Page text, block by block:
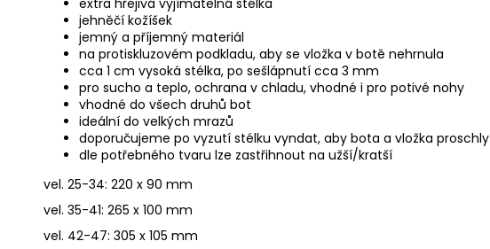
jehněčí kožíšek
jemný a příjemný materiál
na protiskluzovém podkladu, aby se vložka v botě nehrnula
cca 1 cm vysoká stélka, po sešlápnutí cca 3 mm
pro sucho a teplo, ochrana v chladu, vhodné i pro potivé nohy
vhodné do všech druhů bot
ideální do velkých mrazů
doporučujeme po vyzutí stélku vyndat, aby bota a vložka proschly
dle potřebného tvaru lze zastřihnout na užší/kratší
vel. 25-34: 220 x 90 mm
vel. 35-41: 265 x 100 mm
vel. 42-47: 305 x 105 mm